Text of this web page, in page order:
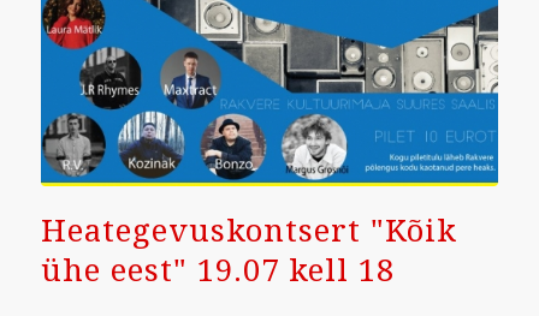
Heategevuskontsert "Kõik
ühe eest" 19.07 kell 18